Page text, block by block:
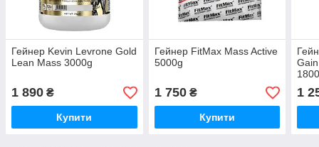
Гейнер Kevin Levrone Gold
Lean Mass 3000g
1 890 ₴
Купити
Гейнер FitMax Mass Active
5000g
1 750₴
Купити
1